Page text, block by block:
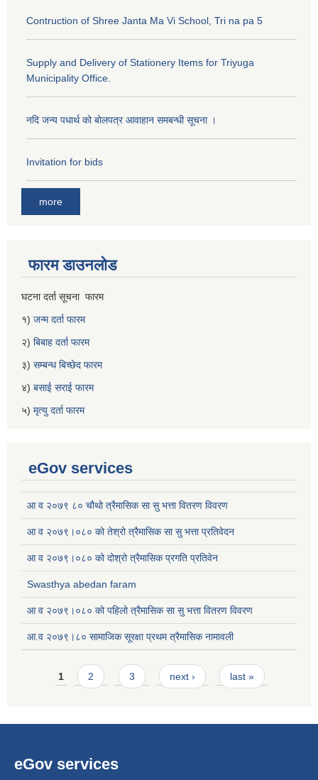
Contruction of Shree Janta Ma Vi School, Tri na pa 5
Supply and Delivery of Stationery Items for Triyuga
Municipality Office.
नदि जन्य पधार्थ को बोलपत्र आवाहान समबन्धी सूचना ।
Invitation for bids
more
फारम डाउनलोड
घटना दर्ता सूचना फारम
१) जन्म दर्ता फारम
२) बिबाह दर्ता फारम
३) सम्बन्ध बिच्छेद फारम
४) बसाई सराई फारम
५) मृत्यु दर्ता फारम
eGov services
आ व २०७९ ८० चौथो त्रैमासिक सा सु भत्ता वितरण विवरण
आ व २०७९।०८० को तेश्रो त्रैमासिक सा सु भत्ता प्रतिवेदन
आ व २०७९।०८० को दोश्रो त्रैमासिक प्रगति प्रतिवेन
Swasthya abedan faram
आ व २०७९।०८० को पहिलो त्रैमासिक सा सु भत्ता वितरण विवरण
आ.व २०७९।८० सामाजिक सूरक्षा प्रथम त्रैमासिक नामावली
Pages
1 2 3 next › last »
eGov services